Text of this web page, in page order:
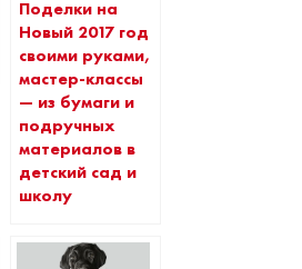
Поделки на
Новый 2017 год
своими руками,
мастер-классы
— из бумаги и
подручных
материалов в
детский сад и
школу